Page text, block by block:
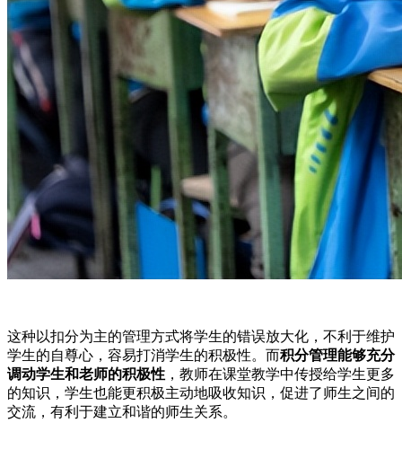
这种以扣分为主的管理方式将学生的错误放大化，不利于维护
学生的自尊心，容易打消学生的积极性。而积分管理能够充分
调动学生和老师的积极性 ，教师在课堂教学中传授给学生更多
的知识，学生也能更积极主动地吸收知识，促进了师生之间的
交流，有利于建立和谐的师生关系。